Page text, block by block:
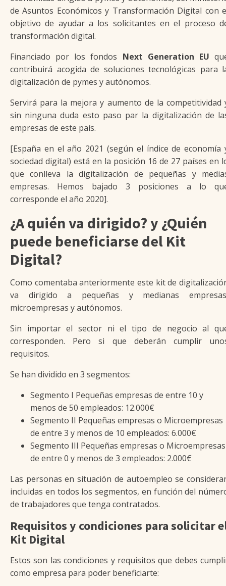
de Asuntos Económicos y Transformación Digital con
objetivo de ayudar a los solicitantes en el proceso
transformación digital.
Financiado por los fondos Next Generation EU
contribuirá acogida de soluciones tecnológicas para
digitalización de pymes y autónomos.
Servirá para la mejora y aumento de la competitividad
sin ninguna duda esto paso par la digitalización de
empresas de este país.
[España en el año 2021 (según el índice de economía
sociedad digital) está en la posición 16 de 27 países en
que conlleva la digitalización de pequeñas y
empresas. Hemos bajado 3 posiciones a lo
corresponde el año 2020].
¿A quién va dirigido? y ¿Quién
puede beneficiarse del Kit
Digital?
Como comentaba anteriormente este kit de
va dirigido a pequeñas y medianas
microempresas y autónomos.
Sin importar el sector ni el tipo de negocio al
corresponden. Pero si que deberán cumplir
requisitos.
Se han dividido en 3 segmentos:
Segmento I Pequeñas empresas de entre 10 y
menos de 50 empleados: 12.000€
Segmento II Pequeñas empresas o Microempresas
de entre 3 y menos de 10 empleados: 6.000€
Segmento III Pequeñas empresas o Microempresas
de entre 0 y menos de 3 empleados: 2.000€
Las personas en situación de autoempleo se
incluidas en todos los segmentos, en función del
de trabajadores que tenga contratados.
Requisitos y condiciones para solicitar
Kit Digital
Estos son las condiciones y requisitos que debes
como empresa para poder beneficiarte: